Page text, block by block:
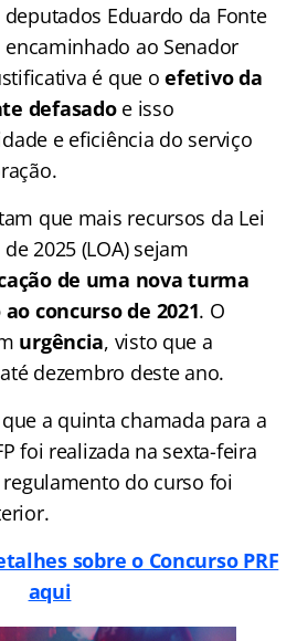
Eduardo da Fonte
ao Senador
é que oefetivo da
defasadoe isso
e eficiência do serviço
que mais recursos da Lei
2025 (LOA) sejam
de uma nova turma
concurso de 2021. O
urgência, visto que a
dezembro deste ano.
a quinta chamada para a
foi realizada na sexta-feira
regulamento do curso foi
sobre o Concurso PRF
aqui